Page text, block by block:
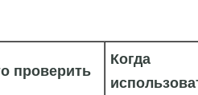
проверить
Когда